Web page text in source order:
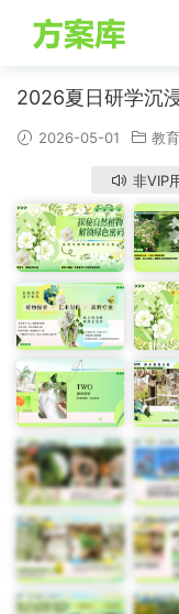
2026夏日研学沉
2026-05-01 教育
非VIP